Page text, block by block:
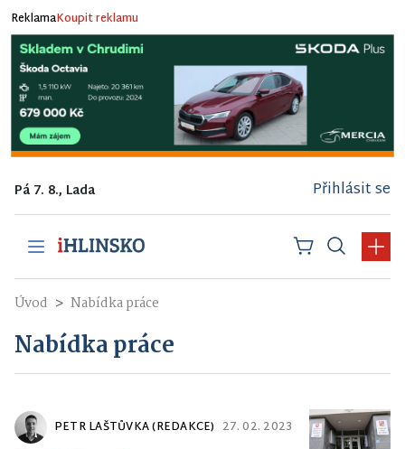
ReklamaKoupit reklamu
Pá 7. 8., Lada Přihlásit se
Úvod Nabídka práce
Nabídka práce
PETR LAŠTŮVKA (REDAKCE) 27. 02. 2023